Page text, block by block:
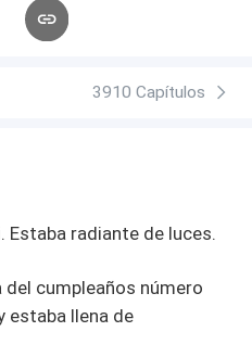
3910 Capítulos
Estaba radiante de luces.
cumpleaños número
estaba llena de